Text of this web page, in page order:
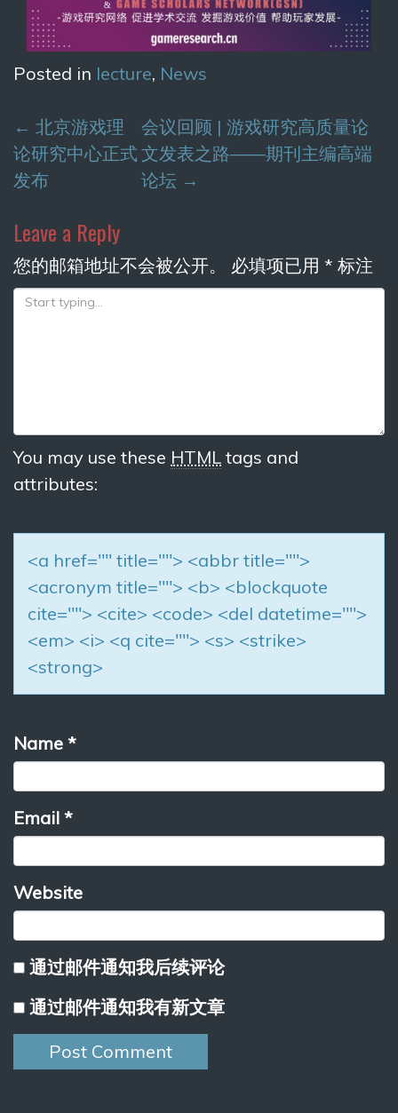
Posted in lecture, News
Post
navigation
← 北京游戏理
论研究中心正式
发布
会议回顾 | 游戏研究高质量论
文发表之路——期刊主编高端
论坛 →
Leave a Reply
您的邮箱地址不会被公开。 必填项已用 * 标注
You may use these HTML tags and
attributes:
<a href="" title=""> <abbr title="">
<acronym title=""> <b> <blockquote
cite=""> <cite> <code> <del datetime="">
<em> <i> <q cite=""> <s> <strike>
<strong>
Name *
Email *
Website
通过邮件通知我后续评论
通过邮件通知我有新文章